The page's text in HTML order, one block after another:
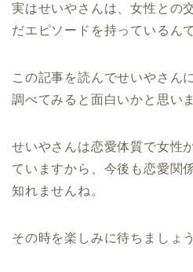
実はせいやさんは、女性との
だエピソードを持っているん
この記事を読んでせいやさん
調べてみると面白いかと思いま
せいやさんは恋愛体質で女性
ていますから、今後も恋愛関
知れませんね。
その時を楽しみに待ちましょう